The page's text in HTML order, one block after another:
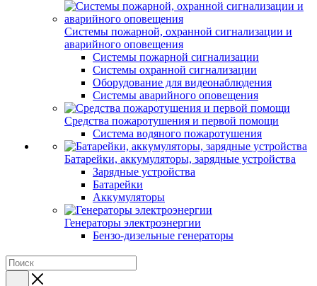
Системы пожарной, охранной сигнализации и
аварийного оповещения
Системы пожарной сигнализации
Системы охранной сигнализации
Оборудование для видеонаблюдения
Системы аварийного оповещения
Средства пожаротушения и первой помощи
Система водяного пожаротушения
Батарейки, аккумуляторы, зарядные устройства
Зарядные устройства
Батарейки
Аккумуляторы
Генераторы электроэнергии
Бензо-дизельные генераторы